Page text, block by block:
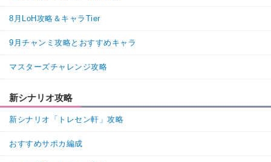
8月LoH攻略＆キャラTier
9月チャンミ攻略とおすすめキャラ
マスターズチャレンジ攻略
新シナリオ攻略
新シナリオ「トレセン軒」攻略
おすすめサポカ編成